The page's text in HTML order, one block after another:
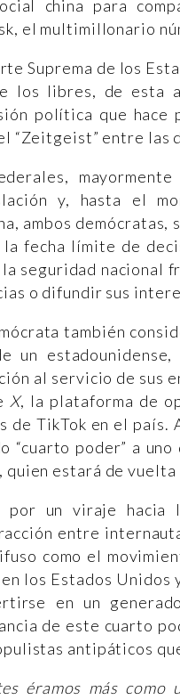
china para
el multimillonario
Suprema de los
los libres, de esta
política que
“Zeitgeist” entre las
y, hasta el
ambos
la fecha límite de
seguridad nacional
o difundir sus
también
un
al servicio de sus
X, la plataforma de
de TikTok en el
“cuarto poder” a
estará de
por un viraje
entre
como el
los Estados Unidos
en un
de este cuarto
antipáticos
éramos más